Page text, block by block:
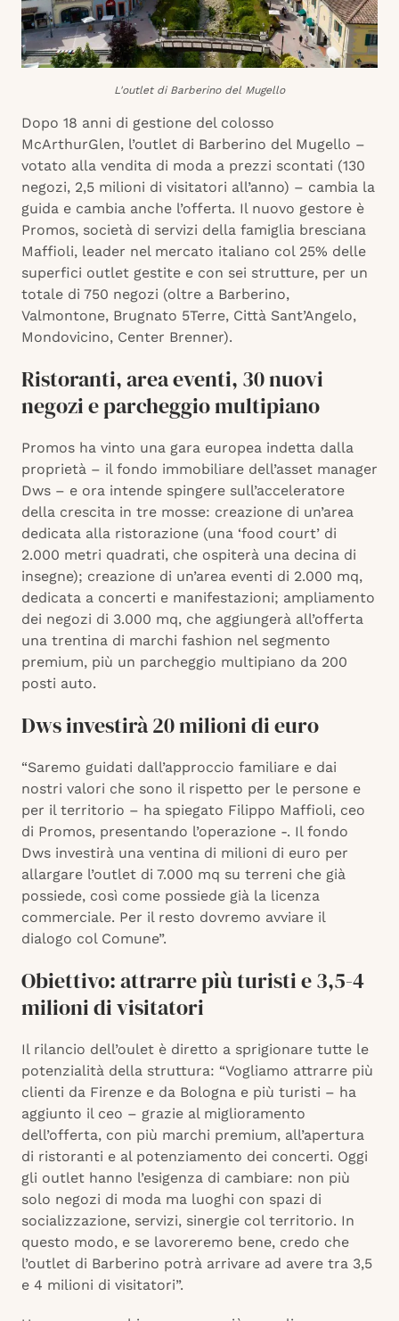
L'outlet di Barberino del Mugello
Dopo 18 anni di gestione del colosso
McArthurGlen, l’outlet di Barberino del Mugello –
votato alla vendita di moda a prezzi scontati (130
negozi, 2,5 milioni di visitatori all’anno) – cambia la
guida e cambia anche l’offerta. Il nuovo gestore è
Promos, società di servizi della famiglia bresciana
Maffioli, leader nel mercato italiano col 25% delle
superfici outlet gestite e con sei strutture, per un
totale di 750 negozi (oltre a Barberino,
Valmontone, Brugnato 5Terre, Città Sant’Angelo,
Mondovicino, Center Brenner).
Ristoranti, area eventi, 30 nuovi
negozi e parcheggio multipiano
Promos ha vinto una gara europea indetta dalla
proprietà – il fondo immobiliare dell’asset manager
Dws – e ora intende spingere sull’acceleratore
della crescita in tre mosse: creazione di un’area
dedicata alla ristorazione (una ‘food court’ di
2.000 metri quadrati, che ospiterà una decina di
insegne); creazione di un’area eventi di 2.000 mq,
dedicata a concerti e manifestazioni; ampliamento
dei negozi di 3.000 mq, che aggiungerà all’offerta
una trentina di marchi fashion nel segmento
premium, più un parcheggio multipiano da 200
posti auto.
Dws investirà 20 milioni di euro
“Saremo guidati dall’approccio familiare e dai
nostri valori che sono il rispetto per le persone e
per il territorio – ha spiegato Filippo Maffioli, ceo
di Promos, presentando l’operazione -. Il fondo
Dws investirà una ventina di milioni di euro per
allargare l’outlet di 7.000 mq su terreni che già
possiede, così come possiede già la licenza
commerciale. Per il resto dovremo avviare il
dialogo col Comune”.
Obiettivo: attrarre più turisti e 3,5-4
milioni di visitatori
Il rilancio dell’oulet è diretto a sprigionare tutte le
potenzialità della struttura: “Vogliamo attrarre più
clienti da Firenze e da Bologna e più turisti – ha
aggiunto il ceo – grazie al miglioramento
dell’offerta, con più marchi premium, all’apertura
di ristoranti e al potenziamento dei concerti. Oggi
gli outlet hanno l’esigenza di cambiare: non più
solo negozi di moda ma luoghi con spazi di
socializzazione, servizi, sinergie col territorio. In
questo modo, e se lavoreremo bene, credo che
l’outlet di Barberino potrà arrivare ad avere tra 3,5
e 4 milioni di visitatori”.